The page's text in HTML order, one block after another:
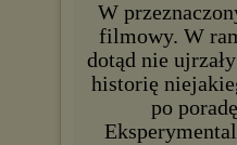
W
filmowy. W
dotąd nie
historię
po